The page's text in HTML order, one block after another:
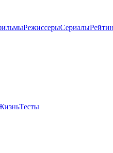
РежиссерыСериалы
Тесты